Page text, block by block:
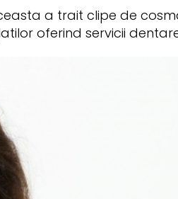
a trait clipe de
oferind servicii